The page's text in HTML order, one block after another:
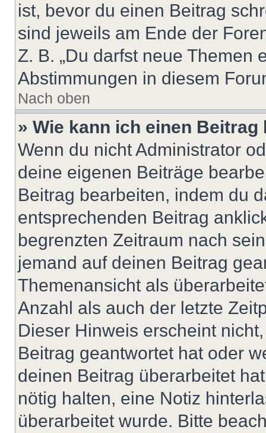
ist, bevor du einen Beitrag
sind jeweils am Ende der
Z. B. „Du darfst neue Themen
Abstimmungen in diesem
Nach oben
» Wie kann ich einen
Wenn du nicht Administrator
deine eigenen Beiträge
Beitrag bearbeiten, indem du
entsprechenden Beitrag
begrenzten Zeitraum nach
jemand auf deinen Beitrag
Themenansicht als
Anzahl als auch der letzte
Dieser Hinweis erscheint
Beitrag geantwortet hat oder
deinen Beitrag überarbeitet
nötig halten, eine Notiz
überarbeitet wurde. Bitte